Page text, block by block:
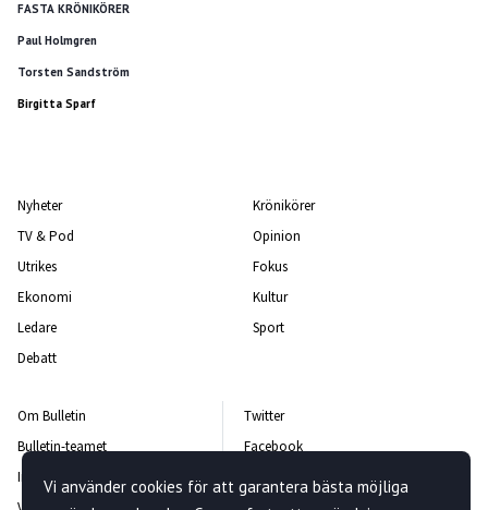
FASTA KRÖNIKÖRER
Paul Holmgren
Torsten Sandström
Birgitta Sparf
Nyheter
TV & Pod
Utrikes
Ekonomi
Ledare
Debatt
Krönikörer
Opinion
Fokus
Kultur
Sport
Om Bulletin
Bulletin-teamet
Integritetspolicy
Twitter
Facebook
Vi använder cookies för att garantera bästa möjliga